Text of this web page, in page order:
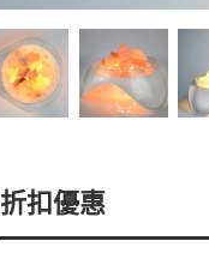
折扣優惠